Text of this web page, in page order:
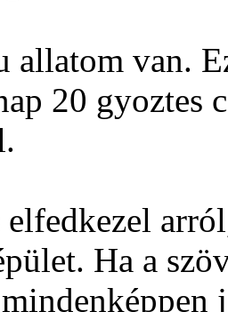
allatom van.
20 gyoztes
elfedkezel
Ha a